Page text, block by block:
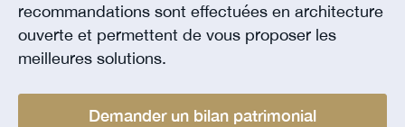
recommandations sont effectuées en architecture
ouverte et permettent de vous proposer les
meilleures solutions.
Demander un bilan patrimonial